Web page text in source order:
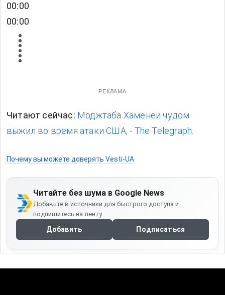
00:00
00:00
РЕКЛАМА
Читают сейчас: Моджтаба Хаменеи чудом
выжил во время атаки США, - The Telegraph.
Почему вы можете доверять Vesti-UA
Читайте без шума в Google News
Добавьте в источники для быстрого доступа и
подпишитесь на ленту
Добавить Подписаться